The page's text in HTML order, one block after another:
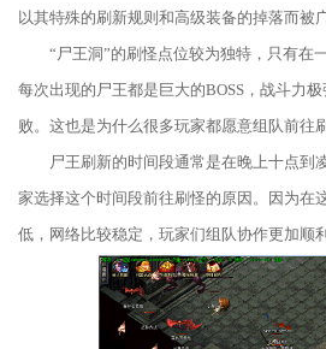
以其特殊的刷新规则和高级装备的掉落而被
“尸王洞”的刷怪点位较为独特，只有在
每次出现的尸王都是巨大的BOSS，战斗力
败。这也是为什么很多玩家都愿意组队前往
尸王刷新的时间段通常是在晚上十点到
家选择这个时间段前往刷怪的原因。因为在
低，网络比较稳定，玩家们组队协作更加顺利